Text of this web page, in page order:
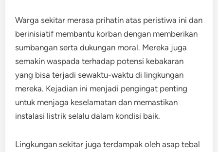
Warga sekitar merasa prihatin atas peristiwa ini dan
berinisiatif membantu korban dengan memberikan
sumbangan serta dukungan moral. Mereka juga
semakin waspada terhadap potensi kebakaran
yang bisa terjadi sewaktu-waktu di lingkungan
mereka. Kejadian ini menjadi pengingat penting
untuk menjaga keselamatan dan memastikan
instalasi listrik selalu dalam kondisi baik.
Lingkungan sekitar juga terdampak oleh asap tebal